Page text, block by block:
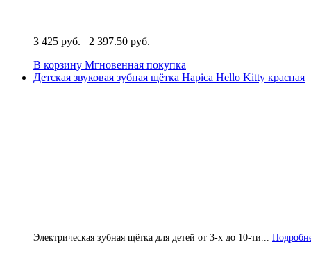
3 425 руб.
2 397.50 руб.
В корзину Мгновенная покупка
Детская звуковая зубная щётка Hapica Hello Kitty красная
Электрическая зубная щётка для детей от 3-х до 10-ти...